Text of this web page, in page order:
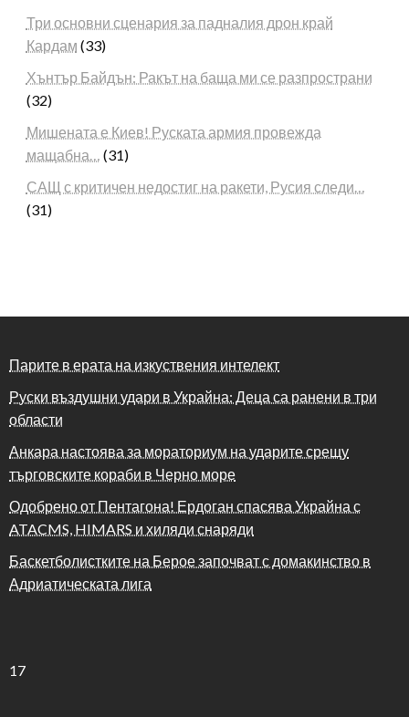
Три основни сценария за падналия дрон край
Кардам (33)
Хънтър Байдън: Ракът на баща ми се разпространи
(32)
Мишената е Киев! Руската армия провежда
мащабна… (31)
САЩ с критичен недостиг на ракети, Русия следи…
(31)
Парите в ерата на изкуствения интелект
Руски въздушни удари в Украйна: Деца са ранени в три
области
Анкара настоява за мораториум на ударите срещу
търговските кораби в Черно море
Одобрено от Пентагона! Ердоган спасява Украйна с
ATACMS, HIMARS и хиляди снаряди
Баскетболистките на Берое започват с домакинство в
Адриатическата лига
17